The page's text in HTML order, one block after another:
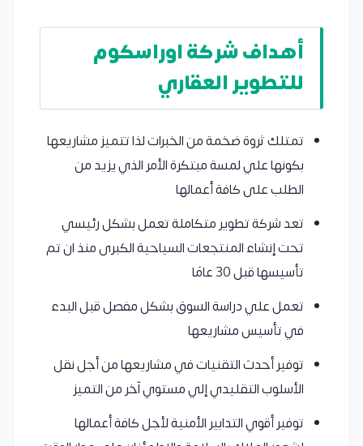
أهداف شركة اوراسكوم
للتطوير العقاري
تمتلك ثروة ضخمة من الخبرات لذا تتميز مشاريعها
بكونها علي لمسة مبتكرة الأمر الذي يزيد من
الطلب على كافة أعمالها
تعد شركة تطوير متكاملة تعمل بشكل رئيسي
تحت إنشاء المنتجعات السياحية الكبرى منذ ان تم
تأسيسها قبل 30 عامًا
تعمل علي دراسة السوق بشكل مفصل قبل البدء
في تأسيس مشاريعها
توفير أحدث التقنيات في مشاريعها من أجل نقل
الأسلوب التقليدي إلي مستوي آخر من التميز
توفير أقوي التدابير الأمنية لأجل كافة أعمالها